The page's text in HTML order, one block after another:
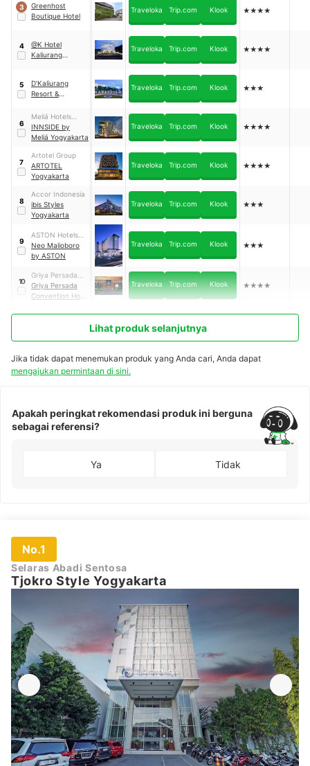
3
Greenhost
Boutique Hotel
Traveloka Trip.com Klook ★★★★
4
@K Hotel
Kaliurang
Traveloka Trip.com Klook ★★★★
5
D'Kaliurang
Resort &
Yogyakarta
Traveloka Trip.com Klook ★★★
6
Meliá Hotels
International
INNSIDE by
Meliá Yogyakarta
Traveloka Trip.com Klook ★★★★
7
Artotel Group
ARTOTEL
Yogyakarta
Traveloka Trip.com Klook ★★★★
8
Accor Indonesia
ibis Styles
Yogyakarta
Traveloka Trip.com Klook ★★★
9
ASTON Hotels
International
Neo Malioboro
by ASTON
Traveloka Trip.com Klook ★★★
10
Griya Persada
Mitra
Griya Persada
Convention Hotel
Kaliurang
Traveloka Trip.com Klook ★★★★
Lihat produk selanjutnya
Jika tidak dapat menemukan produk yang Anda cari, Anda dapat
mengajukan permintaan di sini.
Apakah peringkat rekomendasi produk ini berguna
sebagai referensi?
Ya Tidak
No.1
Selaras Abadi Sentosa
Tjokro Style Yogyakarta